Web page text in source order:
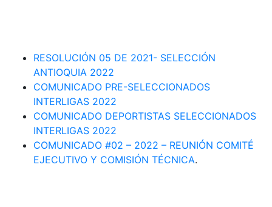
RESOLUCIÓN 05 DE 2021- SELECCIÓN
ANTIOQUIA 2022
COMUNICADO PRE-SELECCIONADOS
INTERLIGAS 2022
COMUNICADO DEPORTISTAS SELECCIONADOS
INTERLIGAS 2022
COMUNICADO #02 – 2022 – REUNIÓN COMITÉ
EJECUTIVO Y COMISIÓN TÉCNICA.